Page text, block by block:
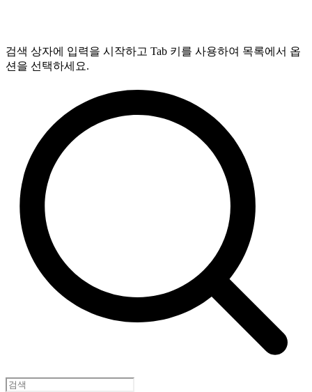
검색 상자에 입력을 시작하고 Tab 키를 사용하여 목록에서 옵
션을 선택하세요.